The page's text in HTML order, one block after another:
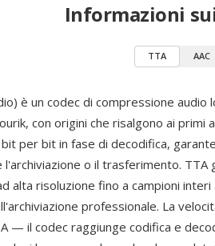
Informazioni
TTA AAC
è un codec di compressione
con origini che risalgono ai
bit per bit in fase di decodifica,
o il trasferimento. TTA
alta risoluzione fino a campioni
professionale. La
— il codec raggiunge codifica e